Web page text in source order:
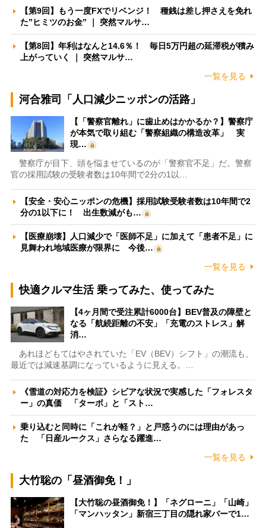
【第9回】もう一度FXでリベンジ！ 種銭は差し押さえを免れ
た”ヒミツのお金” ｜ 突然マルサ…
【第8回】年利はなんと14.6％！ 毎日5万円超の延滞税が積み
上がっていく ｜ 突然マルサ…
一覧を見る
河合雅司「人口減少ニッポンの活路」
【「警察官離れ」に歯止めはかかるか？】警察庁
が本気で取り組む「警察組織の構造改革」 実
現…
警察庁が目下、頭を悩ませているのが「警察官不足」だ。警察
官の採用試験の受験者数は10年間で2分の1以…
【安全・安心ニッポンの危機】採用試験受験者数は10年間で2
分の1以下に！ 出生数減がも…
【医療崩壊】人口減少で「医師不足」に加えて「患者不足」に
見舞われ地域医療が限界に 今後…
一覧を見る
快適クルマ生活 乗ってみた、使ってみた
【4ヶ月間で受注累計6000台】BEV普及の障壁と
なる「航続距離の不安」「充電のストレス」解
消…
あれほどもてはやされていた「EV（BEV）シフト」の潮流も、
最近では減速基調になっているように見える。…
《雪道の対応力を検証》シビアな状況で実感した「フォレスタ
ー」の真価 「ターボ」と「スト…
乗り込むと同時に「これが軽？」と戸惑うのには理由があっ
た 「日産ルークス」さらなる躍進…
一覧を見る
大竹聡の「昼酒御免！」
【大竹聡の昼酒御免！】「ネグローニ」「山崎」
「マンハッタン」新宿三丁目の隠れ家バーで1…